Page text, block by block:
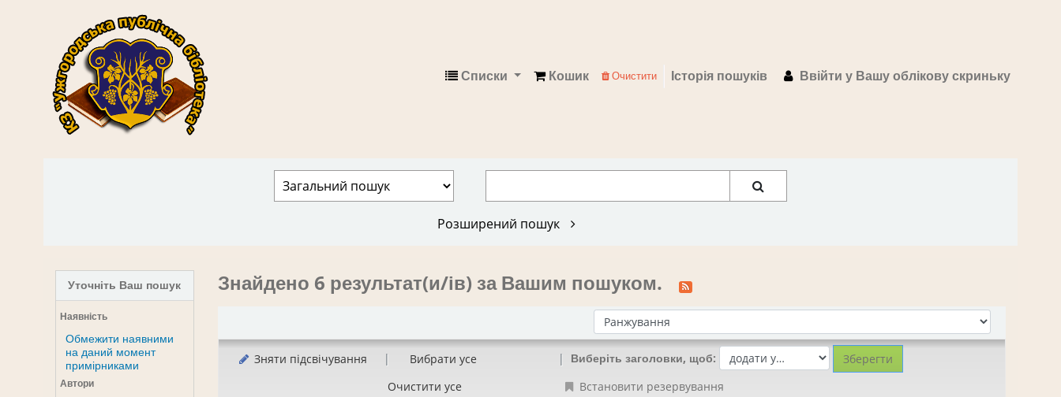
Кошик
Списки Ввійти у Вашу облікову скриньку
Історія пошуків
Очистити
Розширений пошук
Уточніть Ваш пошук
Наявність
Обмежити наявними
на даний момент
примірниками
Автори
Знайдено 6 результат(и/ів) за Вашим пошуком.
Сортувати за:
Зняти підсвічування
Вибрати усе
Очистити усе
Виберіть заголовки, щоб:
Встановити резервування